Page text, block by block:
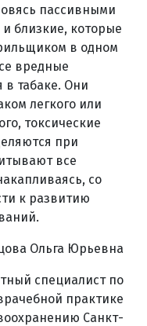
пассивными
близкие, которые
в одном
вредные
в табаке. Они
легкого или
токсические
при
все
со
к развитию
Ольга Юрьевна
специалист по
практике
Санкт-